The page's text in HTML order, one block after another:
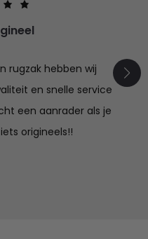
rugzak hebben wij
en snelle service
een aanrader als je
origineels!!